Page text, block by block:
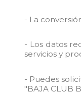
- La
- Los datos
servicios y
- Puedes
"BAJA CLUB